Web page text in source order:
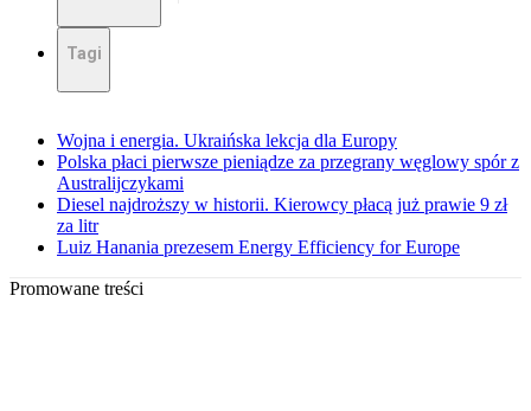
Tagi
Wojna i energia. Ukraińska lekcja dla Europy
Polska płaci pierwsze pieniądze za przegrany węglowy spór z
Australijczykami
Diesel najdroższy w historii. Kierowcy płacą już prawie 9 zł
za litr
Luiz Hanania prezesem Energy Efficiency for Europe
Promowane treści